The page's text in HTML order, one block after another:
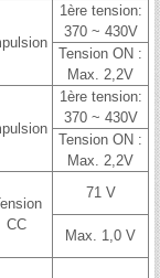
1ère tension:
370 ~ 430V
Tension ON :
Max. 2,2V
1ère tension:
370 ~ 430V
Tension ON :
Max. 2,2V
CC
71 V
Max. 1,0 V